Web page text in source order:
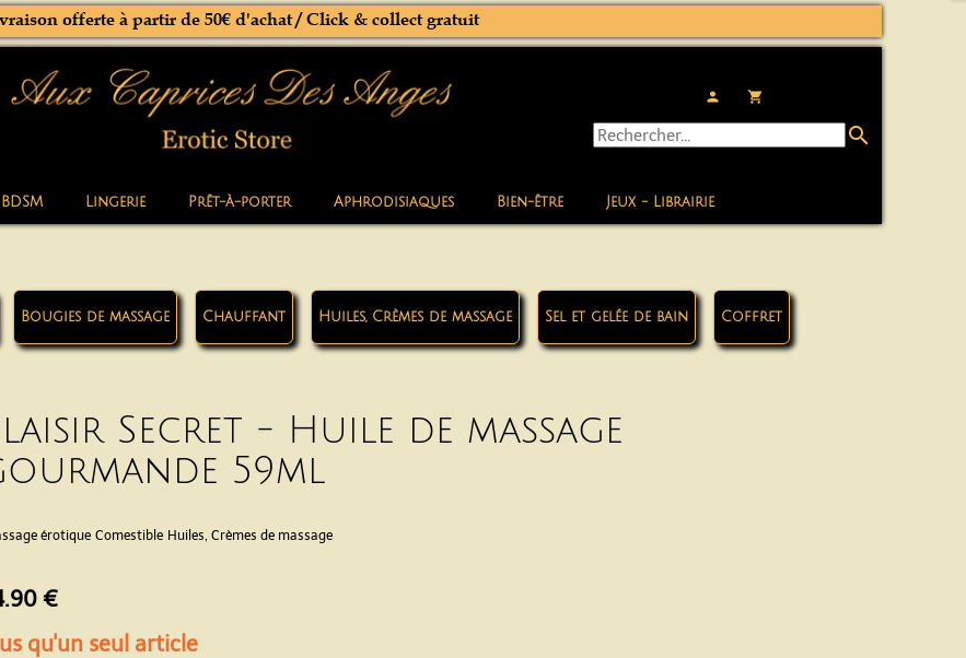
Lingerie Prêt-à-porter Aphrodisiaques Bien-être Jeux - Librairie
person local_grocery_store
offerte à partir de 50€ d'achat / Click & collect gratuit
search
Bougies de massage Chauffant Huiles, Crèmes de massage Sel et gelée de bain Coffret
Secret - Huile de massage
59ml
érotique Comestible Huiles, Crèmes de massage
€
qu'un seul article